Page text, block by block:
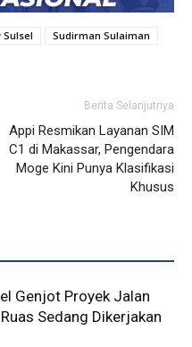
Sulsel
Sudirman Sulaiman
Berita Selanjutnya
Appi Resmikan Layanan SIM
C1 di Makassar, Pengendara
Moge Kini Punya Klasifikasi
Khusus
Genjot Proyek Jalan
Sedang Dikerjakan